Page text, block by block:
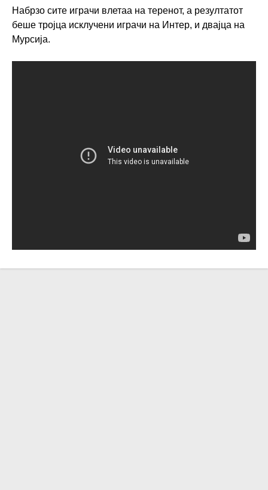
Набрзо сите играчи влетаа на теренот, а резултатот
беше тројца исклучени играчи на Интер, и двајца на
Мурсија.